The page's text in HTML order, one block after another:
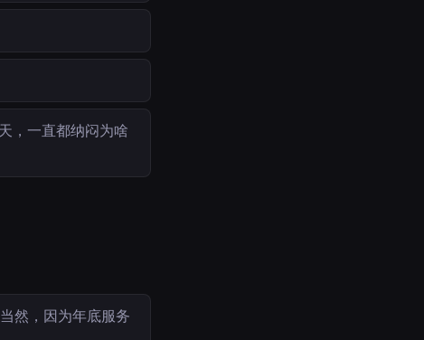
，一直都纳闷为啥
然，因为年底服务